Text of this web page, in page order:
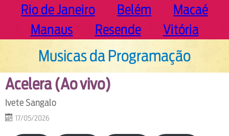
Rio de Janeiro Belém
Macaé
Manaus
Resende Vitória
Musicas da Programação
Acelera (Ao vivo)
Ivete Sangalo
17/05/2026